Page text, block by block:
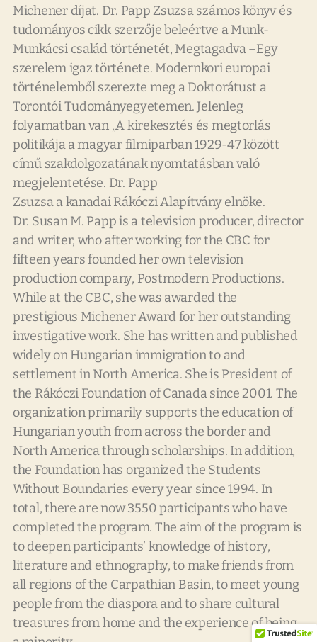
Michener díjat. Dr. Papp Zsuzsa számos könyv és
tudományos cikk szerzője beleértve a Munk-
Munkácsi család történetét, Megtagadva –Egy
szerelem igaz története. Modernkori europai
történelemből szerezte meg a Doktorátust a
Torontói Tudományegyetemen. Jelenleg
folyamatban van „A kirekesztés és megtorlás
politikája a magyar filmiparban 1929-47 között
című szakdolgozatának nyomtatásban való
megjelentetése. Dr. Papp
Zsuzsa a kanadai Rákóczi Alapítvány elnöke.
Dr. Susan M. Papp is a television producer, director
and writer, who after working for the CBC for
fifteen years founded her own television
production company, Postmodern Productions.
While at the CBC, she was awarded the
prestigious Michener Award for her outstanding
investigative work. She has written and published
widely on Hungarian immigration to and
settlement in North America. She is President of
the Rákóczi Foundation of Canada since 2001. The
organization primarily supports the education of
Hungarian youth from across the border and
North America through scholarships. In addition,
the Foundation has organized the Students
Without Boundaries every year since 1994. In
total, there are now 3550 participants who have
completed the program. The aim of the program is
to deepen participants’ knowledge of history,
literature and ethnography, to make friends from
all regions of the Carpathian Basin, to meet young
people from the diaspora and to share cultural
treasures from home and the experience of being